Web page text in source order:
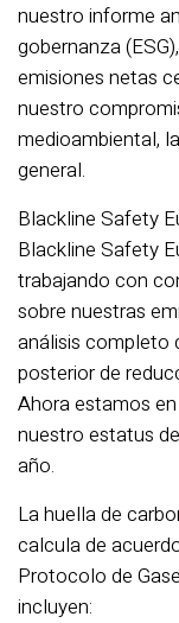
nuestro informe
gobernanza
emisiones netas
nuestro
medioambiental,
general.
Blackline Safety
Blackline Safety
trabajando con
sobre nuestras
análisis completo
posterior de
Ahora estamos
nuestro estatus
año.
La huella de
calcula de
Protocolo de
incluyen: